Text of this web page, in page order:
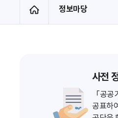
홈 정보마당
사전
「공
공표하